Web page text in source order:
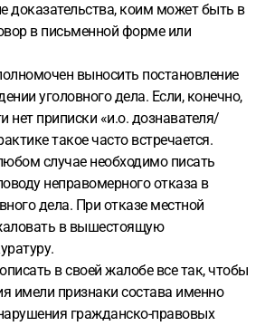
доказательства, коим может быть в
в письменной форме или
выносить постановление
уголовного дела. Если, конечно,
нет приписки «и.о. дознавателя/
такое часто встречается.
случае необходимо писать
неправомерного отказа в
дела. При отказе местной
в вышестоящую
в своей жалобе все так, чтобы
имели признаки состава именно
гражданско-правовых